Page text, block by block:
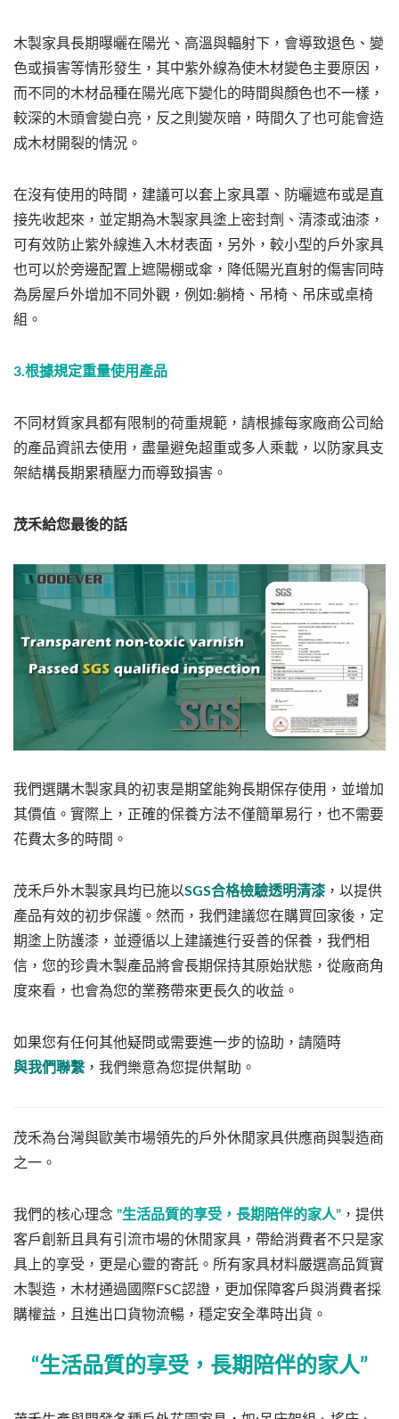
木製家具長期曝曬在陽光、高溫與輻射下，會導致退色、變
色或損害等情形發生，其中紫外線為使木材變色主要原因，
而不同的木材品種在陽光底下變化的時間與顏色也不一樣，
較深的木頭會變白亮，反之則變灰暗，時間久了也可能會造
成木材開裂的情況。
在沒有使用的時間，建議可以套上家具罩、防曬遮布或是直
接先收起來，並定期為木製家具塗上密封劑、清漆或油漆，
可有效防止紫外線進入木材表面，另外，較小型的戶外家具
也可以於旁邊配置上遮陽棚或傘，降低陽光直射的傷害同時
為房屋戶外增加不同外觀，例如:躺椅、吊椅、吊床或桌椅
組。
3.根據規定重量使用產品
不同材質家具都有限制的荷重規範，請根據每家廠商公司給
的產品資訊去使用，盡量避免超重或多人乘載，以防家具支
架結構長期累積壓力而導致損害。
茂禾給您最後的話
我們選購木製家具的初衷是期望能夠長期保存使用，並增加
其價值。實際上，正確的保養方法不僅簡單易行，也不需要
花費太多的時間。
茂禾戶外木製家具均已施以SGS合格檢驗透明清漆 ，以提供
產品有效的初步保護。然而，我們建議您在購買回家後，定
期塗上防護漆，並遵循以上建議進行妥善的保養，我們相
信，您的珍貴木製產品將會長期保持其原始狀態，從廠商角
度來看，也會為您的業務帶來更長久的收益。
如果您有任何其他疑問或需要進一步的協助，請隨時
與我們聯繫 ，我們樂意為您提供幫助。
茂禾為台灣與歐美市場領先的戶外休閒家具供應商與製造商
之一。
我們的核心理念 ”生活品質的享受，長期陪伴的家人” ，提供
客戶創新且具有引流市場的休閒家具，帶給消費者不只是家
具上的享受，更是心靈的寄託。所有家具材料嚴選高品質實
木製造，木材通過國際FSC認證，更加保障客戶與消費者採
購權益，且進出口貨物流暢，穩定安全準時出貨。
“生活品質的享受，長期陪伴的家人”